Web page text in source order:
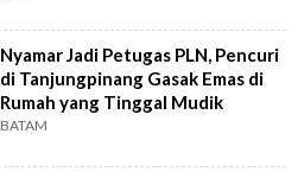
Nyamar Jadi Petugas PLN, Pencuri
di Tanjungpinang Gasak Emas di
Rumah yang Tinggal Mudik
BATAM